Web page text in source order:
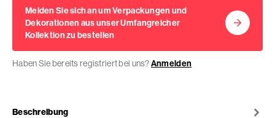
Melden Sie sich an um Verpackungen und
Dekorationen aus unser Umfangreicher
Kollektion zu bestellen
Haben Sie bereits registriert bei uns?Anmelden
Beschreibung